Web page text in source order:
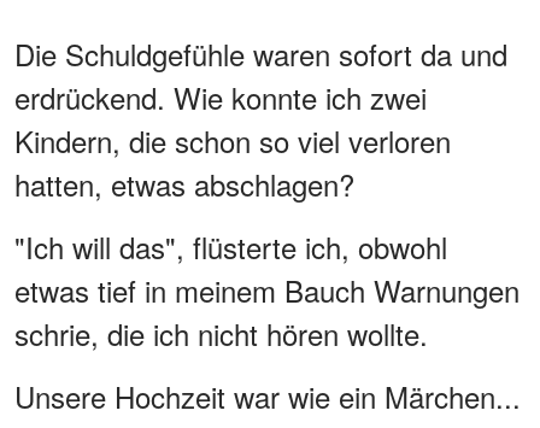
Die Schuldgefühle waren sofort da und
erdrückend. Wie konnte ich zwei
Kindern, die schon so viel verloren
hatten, etwas abschlagen?
"Ich will das", flüsterte ich, obwohl
etwas tief in meinem Bauch Warnungen
schrie, die ich nicht hören wollte.
Unsere Hochzeit war wie ein Märchen...